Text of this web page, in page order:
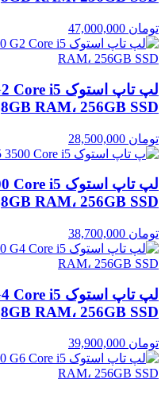
تومان
8GB RAM، 256GB SSD
تومان
8GB RAM، 256GB SSD
تومان
8GB RAM، 256GB SSD
تومان